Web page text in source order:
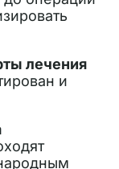
лечения
и